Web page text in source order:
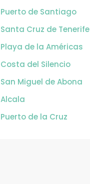
Puerto de Santiago
Santa Cruz de Tenerife
Playa de la Américas
Costa del Silencio
San Miguel de Abona
Alcala
Puerto de la Cruz